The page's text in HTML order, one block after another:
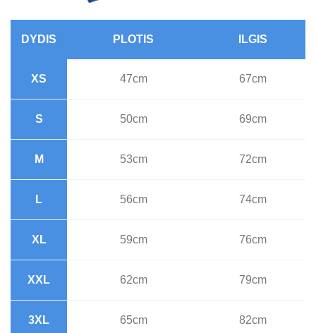
DYDIS PLOTIS ILGIS
XS 47cm 67cm
S 50cm 69cm
M 53cm 72cm
L 56cm 74cm
XL 59cm 76cm
XXL 62cm 79cm
3XL 65cm 82cm